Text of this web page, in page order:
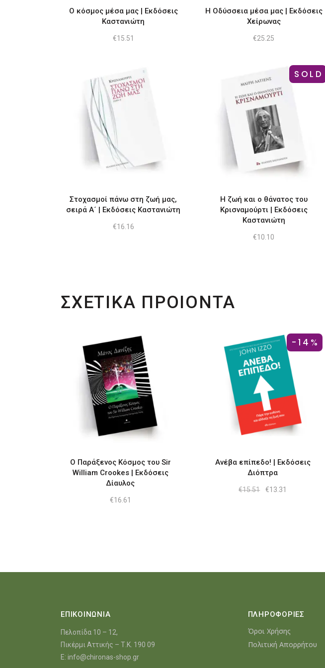
Ο κόσμος μέσα μας | Εκδόσεις
Καστανιώτη
€15.51
Η Οδύσσεια μέσα μας | Εκδόσεις
Χείρωνας
€25.25
Στοχασμοί πάνω στη ζωή μας,
σειρά Α´ | Εκδόσεις Καστανιώτη
€16.16
SOLD
Η ζωή και ο θάνατος του
Κρισναμούρτι | Εκδόσεις
Καστανιώτη
€10.10
ΣΧΕΤΙΚΑ ΠΡΟΙΟΝΤΑ
Ο Παράξενος Κόσμος του Sir
William Crookes | Εκδόσεις
Δίαυλος
€16.61
-14%
Ανέβα επίπεδο! | Εκδόσεις
Διόπτρα
€15.51
Original
€13.31
ΕΠΙΚΟΙΝΩΝΙΑ
Πελοπίδα 10 – 12,
Πικέρμι Αττικής – Τ.Κ. 190 09
E: info@chironas-shop.gr
ΠΛΗΡΟΦΟΡΙΕΣ
Όροι Χρήσης
Πολιτική Απορρήτου